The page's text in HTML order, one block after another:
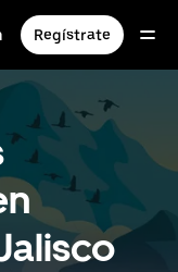
Regístrate